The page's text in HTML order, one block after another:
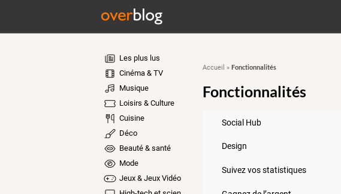
Les plus lus
Cinéma & TV
Musique
Loisirs & Culture
Cuisine
Déco
Beauté & santé
Mode
Jeux & Jeux Vidéo
Accueil » Fonctionnalités
Fonctionnalités
Social Hub
Design
Suivez vos statistiques